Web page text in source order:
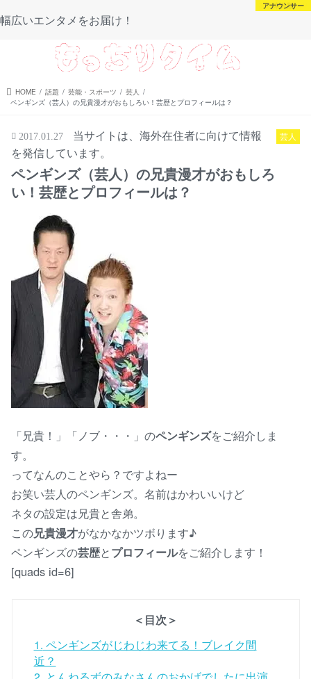
幅広いエンタメをお届け！
HOME 話題 芸能・スポーツ
芸人
ペンギンズ（芸人）の兄貴漫才がおもしろい！芸歴とプロフィールは？
芸人
2017.01.27
当サイトは、海外在住者に向けて情報
を発信しています。
ペンギンズ（芸人）の兄貴漫才がおもしろ
い！芸歴とプロフィールは？
「兄貴！」「ノブ・・・」のペンギンズをご紹介しま
す。
ってなんのことやら？ですよねー
お笑い芸人のペンギンズ。名前はかわいいけど
ネタの設定は兄貴と舎弟。
この兄貴漫才がなかなかツボります♪
ペンギンズの芸歴とプロフィールをご紹介します！
[quads id=6]
＜目次＞
1. ペンギンズがじわじわ来てる！ブレイク間
近？
芸能・スポーツ
芸能・スポーツ
未分類
アナウンサー